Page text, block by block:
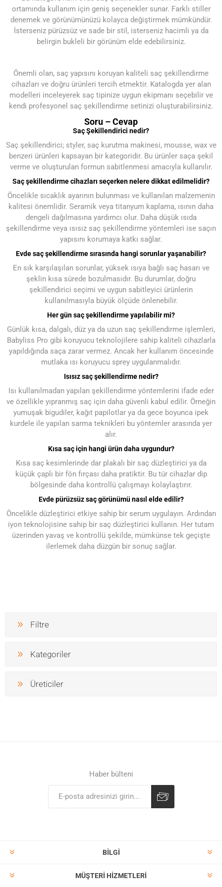
ortamında kullanım için geniş seçenekler sunar. Farklı stiller
denemek ve görünümünüzü kolayca değiştirmek mümkündür.
İsterseniz pürüzsüz ve sade bir stil, isterseniz hacimli ya da
belirgin bukleli bir görünüm elde edebilirsiniz.
Önemli olan, saç yapısını koruyan kaliteli saç şekillendirme
cihazları ve doğru ürünleri tercih etmektir. Katalogda yer alan
modelleri inceleyerek saç tipinize uygun ekipmanı seçebilir ve
kendi profesyonel saç şekillendirme setinizi oluşturabilirsiniz.
Soru – Cevap
Saç Şekillendirici nedir?
Saç şekillendirici; styler, saç kurutma makinesi, mousse, wax ve
benzeri ürünleri kapsayan bir kategoridir. Bu ürünler saça şekil
verme ve oluşturulan formun sabitlenmesi amacıyla kullanılır.
Saç şekillendirme cihazları seçerken nelere dikkat edilmelidir?
Öncelikle sıcaklık ayarının bulunması ve kullanılan malzemenin
kalitesi önemlidir. Seramik veya titanyum kaplama, ısının daha
dengeli dağılmasına yardımcı olur. Daha düşük ısıda
şekillendirme veya ısısız saç şekillendirme yöntemleri ise saçın
yapısını korumaya katkı sağlar.
Evde saç şekillendirme sırasında hangi sorunlar yaşanabilir?
En sık karşılaşılan sorunlar, yüksek ısıya bağlı saç hasarı ve
şeklin kısa sürede bozulmasıdır. Bu durumlar, doğru
şekillendirici seçimi ve uygun sabitleyici ürünlerin
kullanılmasıyla büyük ölçüde önlenebilir.
Her gün saç şekillendirme yapılabilir mi?
Günlük kısa, dalgalı, düz ya da uzun saç şekillendirme işlemleri,
Babyliss Pro gibi koruyucu teknolojilere sahip kaliteli cihazlarla
yapıldığında saça zarar vermez. Ancak her kullanım öncesinde
mutlaka ısı koruyucu sprey uygulanmalıdır.
Isısız saç şekillendirme nedir?
Isı kullanılmadan yapılan şekillendirme yöntemlerini ifade eder
ve özellikle yıpranmış saç için daha güvenli kabul edilir. Örneğin
yumuşak bigudiler, kağıt papilotlar ya da gece boyunca ipek
kurdele ile yapılan sarma teknikleri bu yöntemler arasında yer
alır.
Kısa saç için hangi ürün daha uygundur?
Kısa saç kesimlerinde dar plakalı bir saç düzleştirici ya da
küçük çaplı bir fön fırçası daha pratiktir. Bu tür cihazlar dip
bölgesinde daha kontrollü çalışmayı kolaylaştırır.
Evde pürüzsüz saç görünümü nasıl elde edilir?
Öncelikle düzleştirici etkiye sahip bir serum uygulayın. Ardından
iyon teknolojisine sahip bir saç düzleştirici kullanın. Her tutam
üzerinden yavaş ve kontrollü şekilde, mümkünse tek geçişte
ilerlemek daha düzgün bir sonuç sağlar.
Filtre
Kategoriler
Üreticiler
Haber bülteni
BILGI
MÜŞTERI HIZMETLERI